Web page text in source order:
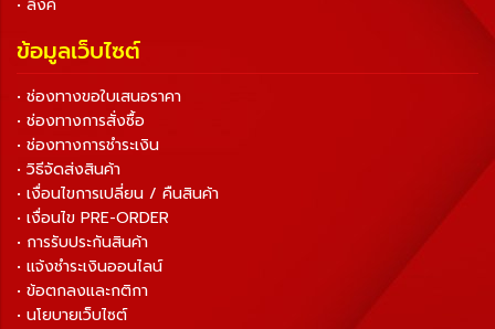
• ลิงค์
ข้อมูลเว็บไซต์
• ช่องทางขอใบเสนอราคา
• ช่องทางการสั่งซื้อ
• ช่องทางการชำระเงิน
• วิธีจัดส่งสินค้า
• เงื่อนไขการเปลี่ยน / คืนสินค้า
• เงื่อนไข PRE-ORDER
• การรับประกันสินค้า
• แจ้งชำระเงินออนไลน์
• ข้อตกลงและกติกา
• นโยบายเว็บไซต์